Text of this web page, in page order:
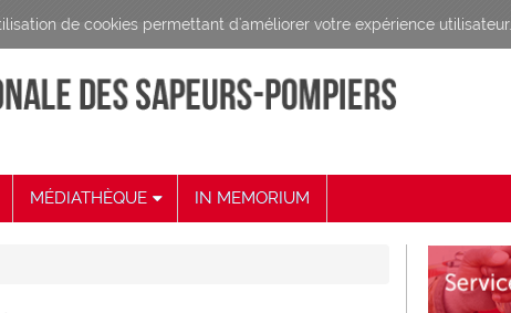
de cookies permettant d'améliorer votre expérience utilisateur.
MÉDIATHÈQUE IN MEMORIUM